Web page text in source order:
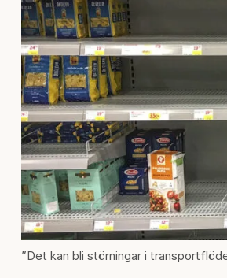
”Det kan bli störningar i